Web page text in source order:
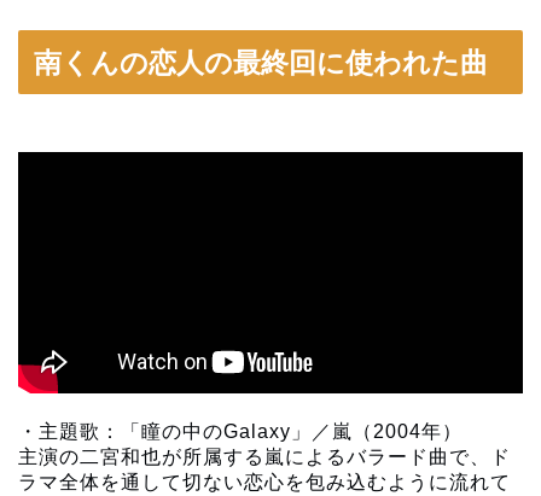
南くんの恋人の最終回に使われた曲
・主題歌：「瞳の中のGalaxy」／嵐（2004年）
主演の二宮和也が所属する嵐によるバラード曲で、ド
ラマ全体を通して切ない恋心を包み込むように流れて